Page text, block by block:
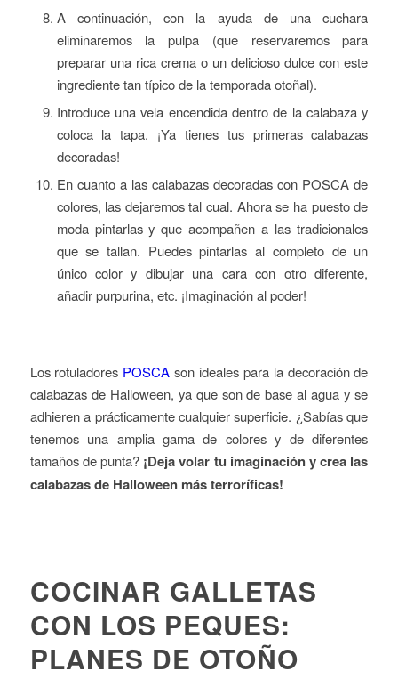
A continuación, con la ayuda de una cuchara
eliminaremos la pulpa (que reservaremos para
preparar una rica crema o un delicioso dulce con este
ingrediente tan típico de la temporada otoñal).
Introduce una vela encendida dentro de la calabaza y
coloca la tapa. ¡Ya tienes tus primeras calabazas
decoradas!
En cuanto a las calabazas decoradas con POSCA de
colores, las dejaremos tal cual. Ahora se ha puesto de
moda pintarlas y que acompañen a las tradicionales
que se tallan. Puedes pintarlas al completo de un
único color y dibujar una cara con otro diferente,
añadir purpurina, etc. ¡Imaginación al poder!
Los rotuladores POSCA son ideales para la decoración de
calabazas de Halloween, ya que son de base al agua y se
adhieren a prácticamente cualquier superficie. ¿Sabías que
tenemos una amplia gama de colores y de diferentes
tamaños de punta? ¡Deja volar tu imaginación y crea las
calabazas de Halloween más terroríficas!
COCINAR GALLETAS
CON LOS PEQUES:
PLANES DE OTOÑO